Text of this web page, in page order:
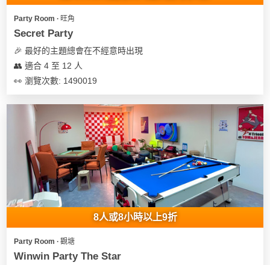
Party Room ∙ 旺角
Secret Party
🎉 最好的主題總會在不經意時出現
👥 適合 4 至 12 人
👀 瀏覽次數: 1490019
8人或8小時以上9折
Party Room ∙ 觀塘
Winwin Party The Star